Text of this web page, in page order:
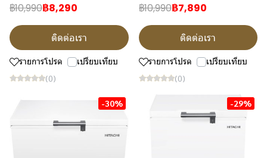
฿10,990฿8,290
ติดต่อเรา
รายการโปรด เปรียบเทียบ
(0)
฿10,990฿7,890
ติดต่อเรา
รายการโปรด เปรียบเทียบ
(0)
-30% -29%